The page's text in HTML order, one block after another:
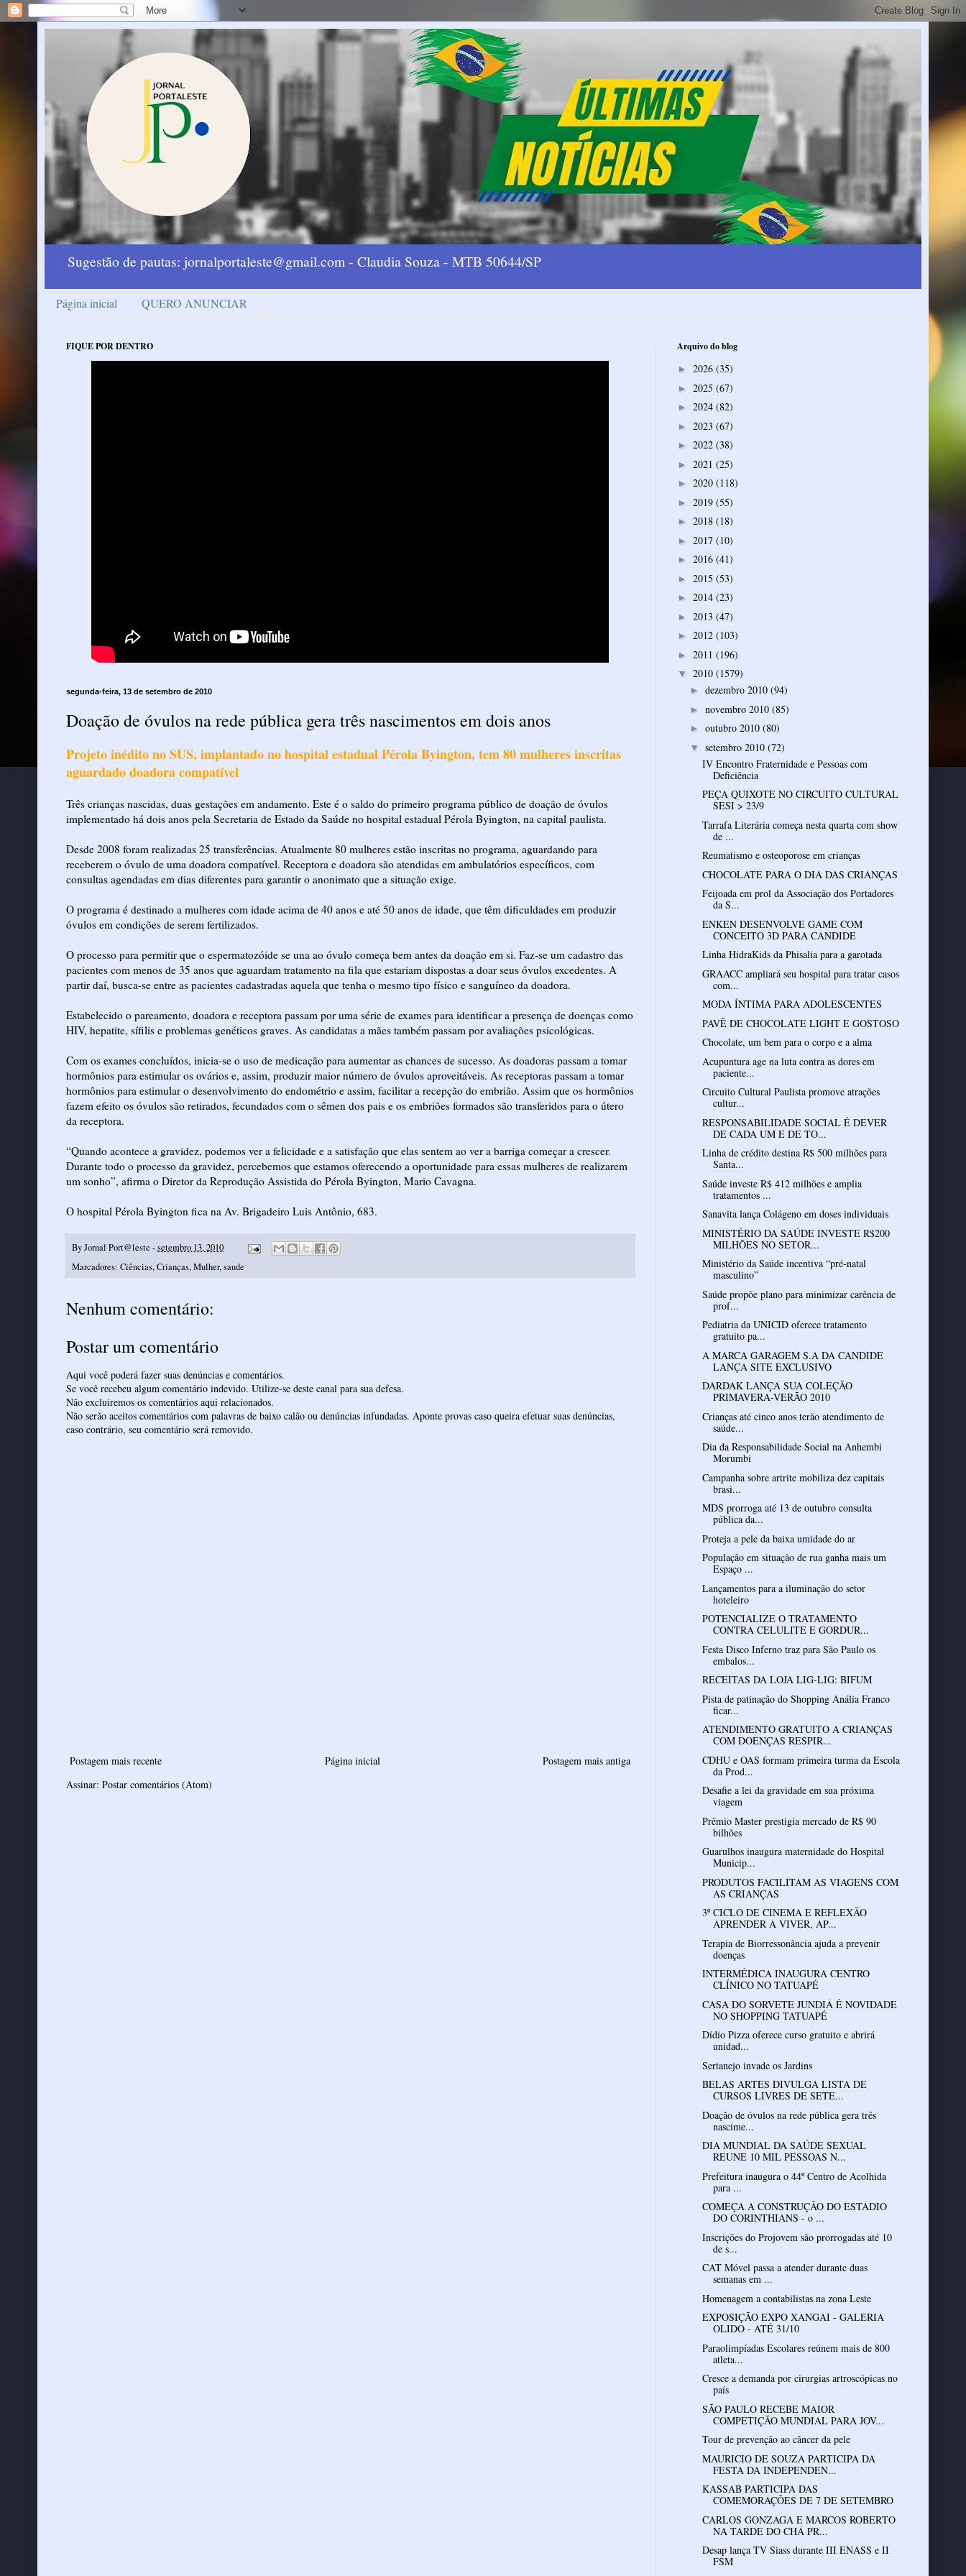
Sugestão de pautas: jornalportaleste@gmail.com - Claudia Souza - MTB 50644/SP
Página inicial QUERO ANUNCIAR
FIQUE POR DENTRO
segunda-feira, 13 de setembro de 2010
Doação de óvulos na rede pública gera três nascimentos em dois anos
Projeto inédito no SUS, implantado no hospital estadual Pérola Byington, tem 80 mulheres inscritas
aguardado doadora compatível
Três crianças nascidas, duas gestações em andamento. Este é o saldo do primeiro programa público de doação de óvulos
implementado há dois anos pela Secretaria de Estado da Saúde no hospital estadual Pérola Byington, na capital paulista.
Desde 2008 foram realizadas 25 transferências. Atualmente 80 mulheres estão inscritas no programa, aguardando para
receberem o óvulo de uma doadora compatível. Receptora e doadora são atendidas em ambulatórios específicos, com
consultas agendadas em dias diferentes para garantir o anonimato que a situação exige.
O programa é destinado a mulheres com idade acima de 40 anos e até 50 anos de idade, que têm dificuldades em produzir
óvulos em condições de serem fertilizados.
O processo para permitir que o espermatozóide se una ao óvulo começa bem antes da doação em si. Faz-se um cadastro das
pacientes com menos de 35 anos que aguardam tratamento na fila que estariam dispostas a doar seus óvulos excedentes. A
partir daí, busca-se entre as pacientes cadastradas aquela que tenha o mesmo tipo físico e sanguíneo da doadora.
Estabelecido o pareamento, doadora e receptora passam por uma série de exames para identificar a presença de doenças como
HIV, hepatite, sífilis e problemas genéticos graves. As candidatas a mães também passam por avaliações psicológicas.
Com os exames concluídos, inicia-se o uso de medicação para aumentar as chances de sucesso. As doadoras passam a tomar
hormônios para estimular os ovários e, assim, produzir maior número de óvulos aproveitáveis. As receptoras passam a tomar
hormônios para estimular o desenvolvimento do endométrio e assim, facilitar a recepção do embrião. Assim que os hormônios
fazem efeito os óvulos são retirados, fecundados com o sêmen dos pais e os embriões formados são transferidos para o útero
da receptora.
“Quando acontece a gravidez, podemos ver a felicidade e a satisfação que elas sentem ao ver a barriga começar a crescer.
Durante todo o processo da gravidez, percebemos que estamos oferecendo a oportunidade para essas mulheres de realizarem
um sonho”, afirma o Diretor da Reprodução Assistida do Pérola Byington, Mario Cavagna.
O hospital Pérola Byington fica na Av. Brigadeiro Luis Antônio, 683.
ByJornal Port@leste -setembro 13, 2010
Marcadores: Ciências,Crianças,Mulher,saude
Nenhum comentário:
Postar um comentário
Aqui você poderá fazer suas denúncias e comentários.
Se você recebeu algum comentário indevido. Utilize-se deste canal para sua defesa.
Não excluiremos os comentários aqui relacionados.
Não serão aceitos comentários com palavras de baixo calão ou denúncias infundadas. Aponte provas caso queira efetuar suas denúncias,
caso contrário, seu comentário será removido.
Postagem mais recente Postagem mais antiga
Página inicial
Assinar: Postar comentários (Atom)
Arquivo do blog
► 2026 (35)
► 2025 (67)
► 2024 (82)
► 2023 (67)
► 2022 (38)
► 2021 (25)
► 2020 (118)
► 2019 (55)
► 2018 (18)
► 2017 (10)
► 2016 (41)
► 2015 (53)
► 2014 (23)
► 2013 (47)
► 2012 (103)
► 2011 (196)
▼ 2010 (1579)
► dezembro 2010 (94)
► novembro 2010 (85)
► outubro 2010 (80)
▼ setembro 2010 (72)
IV Encontro Fraternidade e Pessoas com
Deficiência
PEÇA QUIXOTE NO CIRCUITO CULTURAL
SESI > 23/9
Tarrafa Literária começa nesta quarta com show
de ...
Reumatismo e osteoporose em crianças
CHOCOLATE PARA O DIA DAS CRIANÇAS
Feijoada em prol da Associação dos Portadores
da S...
ENKEN DESENVOLVE GAME COM
CONCEITO 3D PARA CANDIDE
Linha HidraKids da Phisalia para a garotada
GRAACC ampliará seu hospital para tratar casos
com...
MODA ÍNTIMA PARA ADOLESCENTES
PAVÊ DE CHOCOLATE LIGHT E GOSTOSO
Chocolate, um bem para o corpo e a alma
Acupuntura age na luta contra as dores em
paciente...
Circuito Cultural Paulista promove atrações
cultur...
RESPONSABILIDADE SOCIAL É DEVER
DE CADA UM E DE TO...
Linha de crédito destina R$ 500 milhões para
Santa...
Saúde investe R$ 412 milhões e amplia
tratamentos ...
Sanavita lança Colágeno em doses individuais
MINISTÉRIO DA SAÚDE INVESTE R$200
MILHÕES NO SETOR...
Ministério da Saúde incentiva “pré-natal
masculino”‏
Saúde propõe plano para minimizar carência de
prof...
Pediatria da UNICID oferece tratamento
gratuito pa...
A MARCA GARAGEM S.A DA CANDIDE
LANÇA SITE EXCLUSIVO
DARDAK LANÇA SUA COLEÇÃO
PRIMAVERA-VERÃO 2010
Crianças até cinco anos terão atendimento de
saúde...
Dia da Responsabilidade Social na Anhembi
Morumbi
Campanha sobre artrite mobiliza dez capitais
brasi...
MDS prorroga até 13 de outubro consulta
pública da...
Proteja a pele da baixa umidade do ar
População em situação de rua ganha mais um
Espaço ...
Lançamentos para a iluminação do setor
hoteleiro
POTENCIALIZE O TRATAMENTO
CONTRA CELULITE E GORDUR...
Festa Disco Inferno traz para São Paulo os
embalos...
RECEITAS DA LOJA LIG-LIG: BIFUM
Pista de patinação do Shopping Anália Franco
ficar...
ATENDIMENTO GRATUITO A CRIANÇAS
COM DOENÇAS RESPIR...
CDHU e OAS formam primeira turma da Escola
da Prod...
Desafie a lei da gravidade em sua próxima
viagem
Prêmio Master prestigia mercado de R$ 90
bilhões
Guarulhos inaugura maternidade do Hospital
Municip...
PRODUTOS FACILITAM AS VIAGENS COM
AS CRIANÇAS
3º CICLO DE CINEMA E REFLEXÃO
APRENDER A VIVER, AP...
Terapia de Biorressonância ajuda a prevenir
doenças
INTERMÉDICA INAUGURA CENTRO
CLÍNICO NO TATUAPÉ
CASA DO SORVETE JUNDIÁ É NOVIDADE
NO SHOPPING TATUAPÉ
Dídio Pizza oferece curso gratuito e abrirá
unidad...
Sertanejo invade os Jardins
BELAS ARTES DIVULGA LISTA DE
CURSOS LIVRES DE SETE...
Doação de óvulos na rede pública gera três
nascime...
DIA MUNDIAL DA SAÚDE SEXUAL
REUNE 10 MIL PESSOAS N...
Prefeitura inaugura o 44º Centro de Acolhida
para ...
COMEÇA A CONSTRUÇÃO DO ESTÁDIO
DO CORINTHIANS - o ...
Inscrições do Projovem são prorrogadas até 10
de s...
CAT Móvel passa a atender durante duas
semanas em ...
Homenagem a contabilistas na zona Leste
EXPOSIÇÃO EXPO XANGAI - GALERIA
OLIDO - ATÉ 31/10
Paraolimpíadas Escolares reúnem mais de 800
atleta...
Cresce a demanda por cirurgias artroscópicas no
país
SÃO PAULO RECEBE MAIOR
COMPETIÇÃO MUNDIAL PARA JOV...
Tour de prevenção ao câncer da pele
MAURICIO DE SOUZA PARTICIPA DA
FESTA DA INDEPENDEN...
KASSAB PARTICIPA DAS
COMEMORAÇÕES DE 7 DE SETEMBRO
CARLOS GONZAGA E MARCOS ROBERTO
NA TARDE DO CHÁ PR...
Desap lança TV Siass durante III ENASS e II
FSM